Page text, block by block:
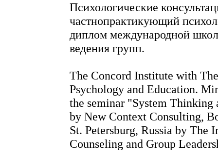
Психологические
частнопрактикующий
диплом международной
ведения групп.
The Concord Institute with
Psychology and Education.
the seminar "System
by New Context Consulting,
St. Petersburg, Russia by The
Counseling and Group